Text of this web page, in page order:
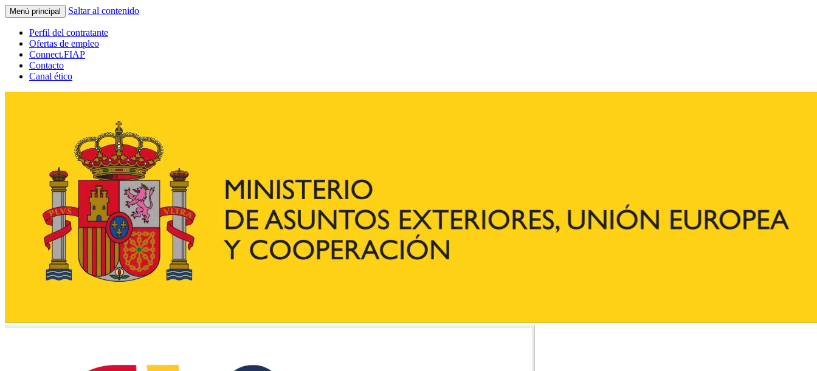
Menú principal Saltar al contenido
Perfil del contratante
Ofertas de empleo
Connect.FIAP
Contacto
Canal ético